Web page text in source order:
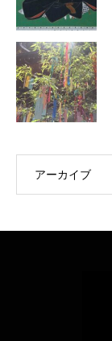
アーカイブ